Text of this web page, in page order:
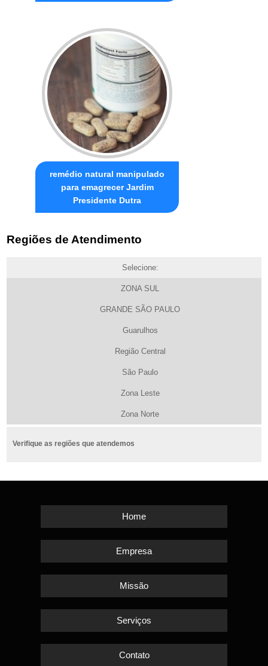
remédio natural manipulado
para emagrecer Jardim
Presidente Dutra
Regiões de Atendimento
Selecione:
ZONA SUL
GRANDE SÃO PAULO
Guarulhos
Região Central
São Paulo
Zona Leste
Zona Norte
Verifique as regiões que atendemos
Home
Empresa
Missão
Serviços
Contato